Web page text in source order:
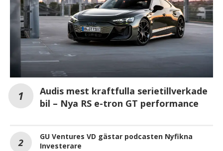
Audis mest kraftfulla serietillverkade
bil – Nya RS e-tron GT performance
GU Ventures VD gästar podcasten Nyfikna
Investerare